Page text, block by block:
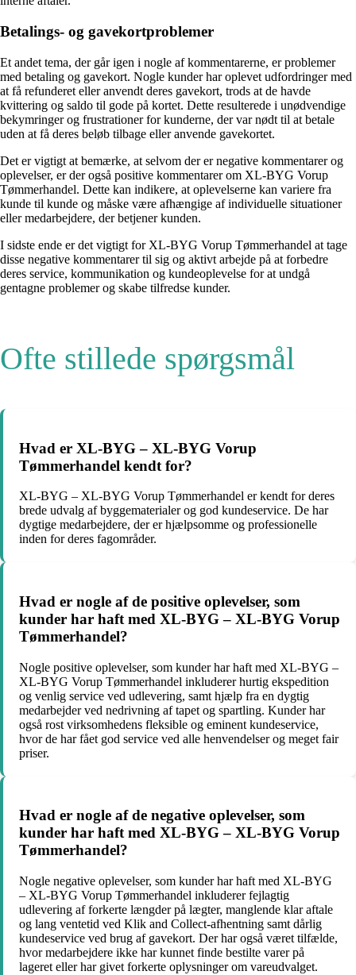
Betalings- og gavekortproblemer
Et andet tema, der går igen i nogle af kommentarerne, er problemer
med betaling og gavekort. Nogle kunder har oplevet udfordringer med
at få refunderet eller anvendt deres gavekort, trods at de havde
kvittering og saldo til gode på kortet. Dette resulterede i unødvendige
bekymringer og frustrationer for kunderne, der var nødt til at betale
uden at få deres beløb tilbage eller anvende gavekortet.
Det er vigtigt at bemærke, at selvom der er negative kommentarer og
oplevelser, er der også positive kommentarer om XL-BYG Vorup
Tømmerhandel. Dette kan indikere, at oplevelserne kan variere fra
kunde til kunde og måske være afhængige af individuelle situationer
eller medarbejdere, der betjener kunden.
I sidste ende er det vigtigt for XL-BYG Vorup Tømmerhandel at tage
disse negative kommentarer til sig og aktivt arbejde på at forbedre
deres service, kommunikation og kundeoplevelse for at undgå
gentagne problemer og skabe tilfredse kunder.
Ofte stillede spørgsmål
Hvad er XL-BYG – XL-BYG Vorup
Tømmerhandel kendt for?
XL-BYG – XL-BYG Vorup Tømmerhandel er kendt for deres
brede udvalg af byggematerialer og god kundeservice. De har
dygtige medarbejdere, der er hjælpsomme og professionelle
inden for deres fagområder.
Hvad er nogle af de positive oplevelser, som
kunder har haft med XL-BYG – XL-BYG Vorup
Tømmerhandel?
Nogle positive oplevelser, som kunder har haft med XL-BYG –
XL-BYG Vorup Tømmerhandel inkluderer hurtig ekspedition
og venlig service ved udlevering, samt hjælp fra en dygtig
medarbejder ved nedrivning af tapet og spartling. Kunder har
også rost virksomhedens fleksible og eminent kundeservice,
hvor de har fået god service ved alle henvendelser og meget fair
priser.
Hvad er nogle af de negative oplevelser, som
kunder har haft med XL-BYG – XL-BYG Vorup
Tømmerhandel?
Nogle negative oplevelser, som kunder har haft med XL-BYG
– XL-BYG Vorup Tømmerhandel inkluderer fejlagtig
udlevering af forkerte længder på lægter, manglende klar aftale
og lang ventetid ved Klik and Collect-afhentning samt dårlig
kundeservice ved brug af gavekort. Der har også været tilfælde,
hvor medarbejdere ikke har kunnet finde bestilte varer på
lageret eller har givet forkerte oplysninger om vareudvalget.